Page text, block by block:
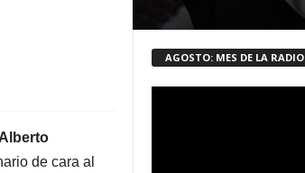
Alberto
de cara al
AGOSTO: MES DE LA RADIO